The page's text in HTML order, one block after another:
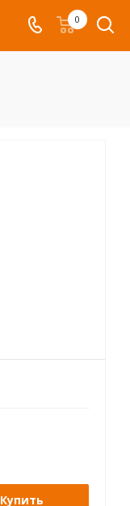
0
Купить